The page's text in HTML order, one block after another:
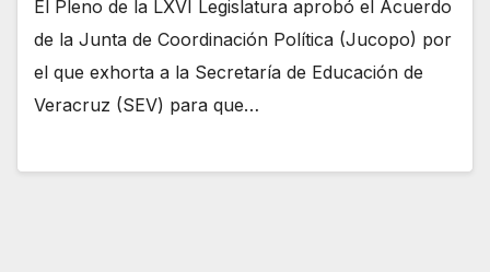
El Pleno de la LXVI Legislatura aprobó el Acuerdo
de la Junta de Coordinación Política (Jucopo) por
el que exhorta a la Secretaría de Educación de
Veracruz (SEV) para que…